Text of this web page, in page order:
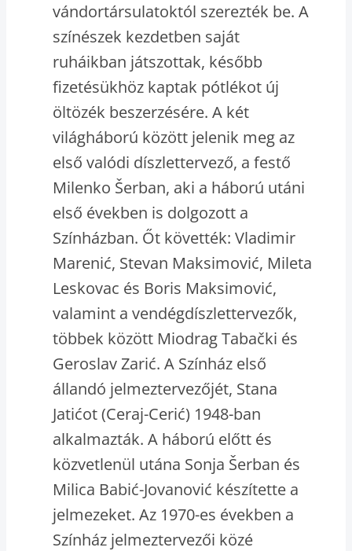
vándortársulatoktól szerezték be. A
színészek kezdetben saját
ruháikban játszottak, később
fizetésükhöz kaptak pótlékot új
öltözék beszerzésére. A két
világháború között jelenik meg az
első valódi díszlettervező, a festő
Milenko Šerban, aki a háború utáni
első években is dolgozott a
Színházban. Őt követték: Vladimir
Marenić, Stevan Maksimović, Mileta
Leskovac és Boris Maksimović,
valamint a vendégdíszlettervezők,
többek között Miodrag Tabački és
Geroslav Zarić. A Színház első
állandó jelmeztervezőjét, Stana
Jatićot (Ceraj-Cerić) 1948-ban
alkalmazták. A háború előtt és
közvetlenül utána Sonja Šerban és
Milica Babić-Jovanović készítette a
jelmezeket. Az 1970-es években a
Színház jelmeztervezői közé